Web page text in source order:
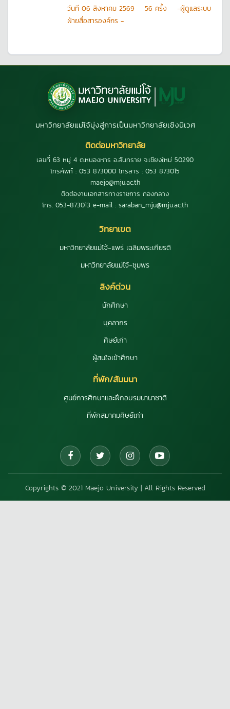
วันที 06 สิงหาคม 2569 56 ครั้ง
-ผู้ดูแลระบบ
ฝ่ายสื่อสารองค์กร -
มหาวิทยาลัยแม่โจ้มุ่งสู่การเป็นมหาวิทยาลัยเชิงนิเวศ
ติดต่อมหาวิทยาลัย
เลขที่ 63 หมู่ 4 ต.หนองหาร อ.สันทราย จ.เชียงใหม่ 50290
โทรศัพท์ : 053 873000 โทรสาร : 053 873015
maejo@mju.ac.th
ติดต่องานเอกสารทางราชการ กองกลาง
โทร. 053-873013 e-mail : saraban_mju@mju.ac.th
วิทยาเขต
มหาวิทยาลัยแม่โจ้-แพร่ เฉลิมพระเกียรติ
มหาวิทยาลัยแม่โจ้-ชุมพร
ลิงค์ด่วน
นักศึกษา
บุคลากร
ศิษย์เก่า
ผู้สนใจเข้าศึกษา
ที่พัก/สัมมนา
ศูนย์การศึกษาและฝึกอบรมนานาชาติ
ที่พักสมาคมศิษย์เก่า
Copyrights © 2021 Maejo University | All Rights Reserved